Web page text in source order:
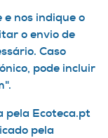
nos indique o
o envio de
Caso
pode incluir
pela Ecoteca.pt
pela